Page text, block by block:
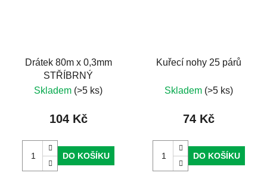
Drátek 80m x 0,3mm
STŘÍBRNÝ
Skladem (>5 ks)
104 Kč
DO KOŠÍKU
Kuřecí nohy 25 párů
Skladem (>5 ks)
74 Kč
DO KOŠÍKU